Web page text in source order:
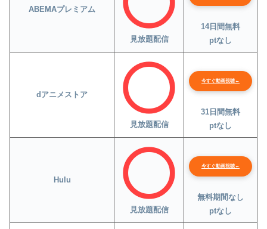
ABEMAプレミアム
見放題配信
14日間無料
ptなし
dアニメストア
見放題配信
今すぐ動画視聴←
31日間無料
ptなし
Hulu
見放題配信
今すぐ動画視聴←
無料期間なし
ptなし